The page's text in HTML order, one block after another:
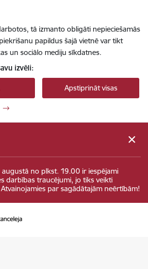
tā izmanto obligāti nepieciešamās
papildus šajā vietnē var tikt
un sociālo mediju sīkdatnes.
izvēli:
Apstiprināt visas
no plkst. 19.00 ir iespējami
darbības traucējumi, jo tiks veikti
par sagādātajām neērtībām!